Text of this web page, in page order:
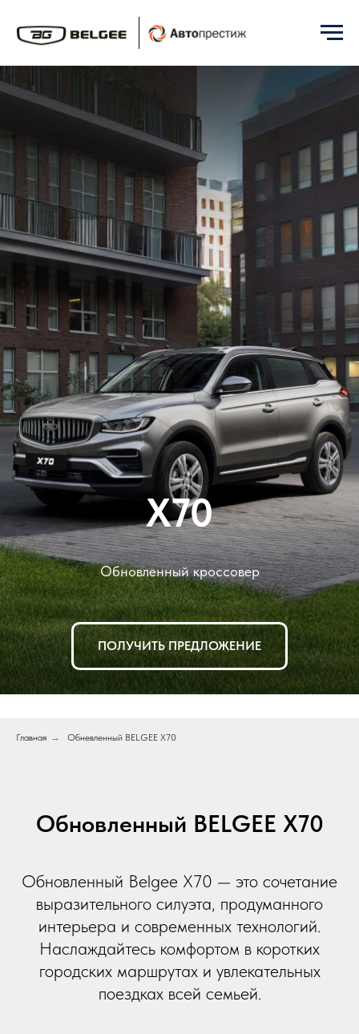
X70
Обновленный кроссовер
ПОЛУЧИТЬ ПРЕДЛОЖЕНИЕ
Главная → Обневленный BELGEE X70
Обновленный BELGEE X70
Обновленный Belgee X70 — это сочетание
выразительного силуэта, продуманного
интерьера и современных технологий.
Наслаждайтесь комфортом в коротких
городских маршрутах и увлекательных
поездках всей семьей.